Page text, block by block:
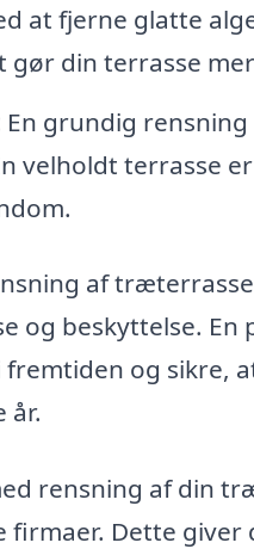
at fjerne glatte
gør din terrasse
En grundig
velholdt terrasse
af
og beskyttelse.
og sikre,
år.
rensning af din
Dette